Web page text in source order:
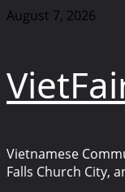
Skip
August 7, 2026
Vietnamese
Falls Church City,